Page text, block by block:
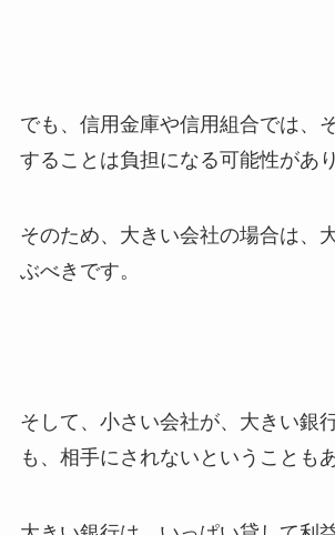
でも、信用金庫や信用組合では、
することは負担になる可能性があり
そのため、大きい会社の場合は、
ぶべきです。
そして、小さい会社が、大きい銀
も、相手にされないということも